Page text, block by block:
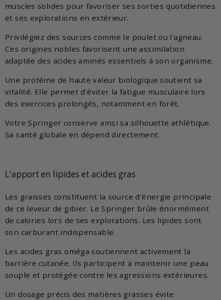
muscles solides pour favoriser ses sorties quotidiennes
et ses explorations en extérieur.
Privilégiez des sources comme le poulet ou l'agneau.
Ces origines nobles favorisent une assimilation
adaptée des acides aminés essentiels à son organisme.
Une protéine de haute valeur biologique soutient sa
vitalité. Elle permet d'éviter la fatigue musculaire lors
des exercices prolongés, notamment en forêt.
Votre Springer conserve ainsi sa silhouette athlétique.
Sa santé globale en dépend directement.
L'apport en lipides et acides gras
Les graisses constituent la source d'énergie principale
de ce leveur de gibier. Le Springer brûle énormément
de calories lors de ses explorations. Les lipides sont
son carburant indispensable.
Les acides gras oméga soutiennent activement la
barrière cutanée. Ils participent à maintenir une peau
souple et protégée contre les agressions extérieures.
Un dosage précis des matières grasses évite